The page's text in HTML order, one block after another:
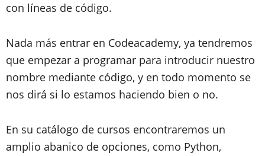
con líneas de código.
Nada más entrar en Codeacademy, ya tendremos
que empezar a programar para introducir nuestro
nombre mediante código, y en todo momento se
nos dirá si lo estamos haciendo bien o no.
En su catálogo de cursos encontraremos un
amplio abanico de opciones, como Python,